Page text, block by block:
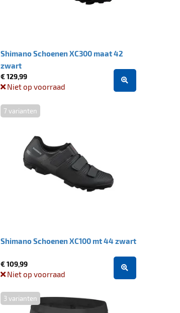
Shimano Schoenen XC300 maat 42
zwart
€ 129,99
Niet op voorraad
Shimano Schoenen XC100 mt 44 zwart
7 varianten
€ 109,99
Niet op voorraad
3 varianten